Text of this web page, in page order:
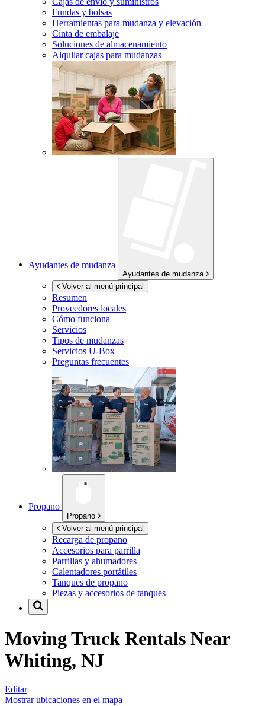
Fundas y bolsas
Herramientas para mudanza y elevación
Cinta de embalaje
Soluciones de almacenamiento
Alquilar cajas para mudanzas
Ayudantes de mudanza
Ayudantes de mudanza
Volver al menú principal
Resumen
Proveedores locales
Cómo funciona
Servicios
Tipos de mudanzas
Servicios U-Box
Preguntas frecuentes
Propano
Propano
Volver al menú principal
Recarga de propano
Accesorios para parrilla
Parrillas y ahumadores
Calentadores portátiles
Tanques de propano
Piezas y accesorios de tanques
Moving Truck Rentals Near
Whiting, NJ
Editar
Mostrar ubicaciones en el mapa